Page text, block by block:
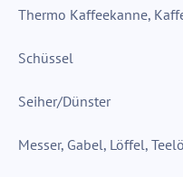
Thermo Kaffeekanne,
Schüssel
Seiher/Dünster
Messer, Gabel, Löffel,